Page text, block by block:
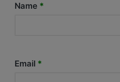
Name *
Email *